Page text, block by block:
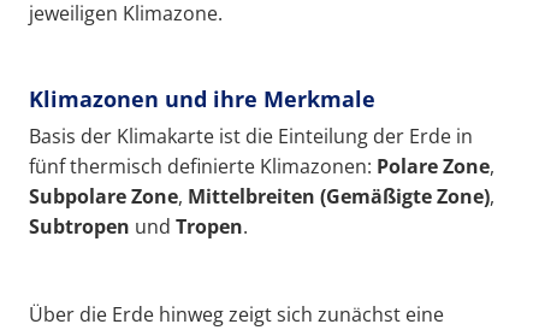
jeweiligen Klimazone.
Klimazonen und ihre Merkmale
Basis der Klimakarte ist die Einteilung der Erde in
fünf thermisch definierte Klimazonen: Polare Zone,
Subpolare Zone, Mittelbreiten (Gemäßigte Zone),
Subtropen und Tropen.
Über die Erde hinweg zeigt sich zunächst eine